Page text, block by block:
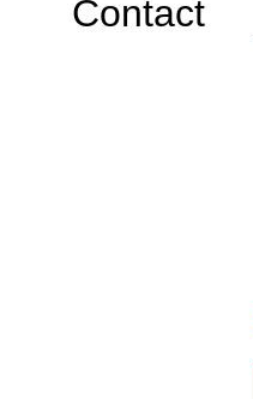
Contact